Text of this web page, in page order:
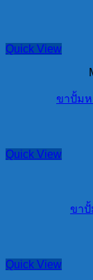
Quick View
ขาปั้มห
Quick View
ขาปั้
Quick View